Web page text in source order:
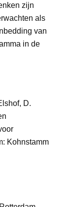
zijn
als
van
in de
D.
Kohnstamm